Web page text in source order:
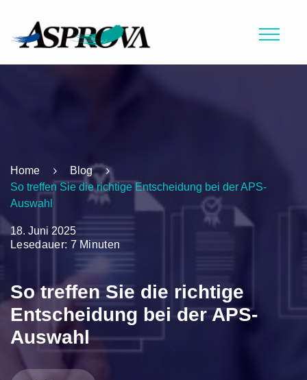
Home
Blog
So treffen Sie die richtige Entscheidung bei der APS-
Auswahl
18. Juni 2025
Lesedauer: 7 Minuten
So treffen Sie die richtige
Entscheidung bei der APS-
Auswahl